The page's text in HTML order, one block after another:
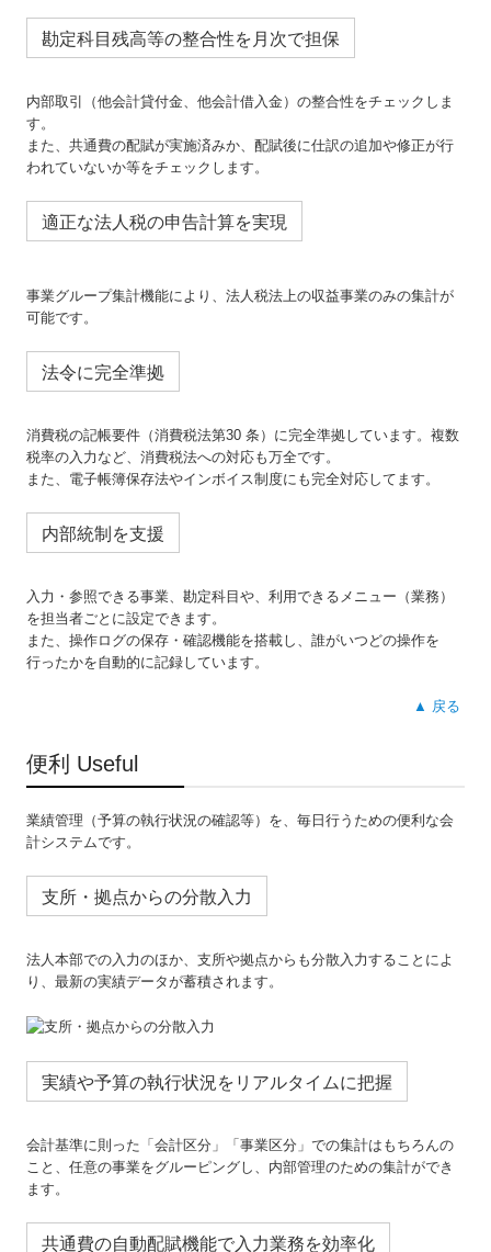
勘定科目残高等の整合性を月次で担保
内部取引（他会計貸付金、他会計借入金）の整合性をチェックしま
す。
また、共通費の配賦が実施済みか、配賦後に仕訳の追加や修正が行
われていないか等をチェックします。
適正な法人税の申告計算を実現
事業グループ集計機能により、法人税法上の収益事業のみの集計が
可能です。
法令に完全準拠
消費税の記帳要件（消費税法第30 条）に完全準拠しています。複数
税率の入力など、消費税法への対応も万全です。
また、電子帳簿保存法やインボイス制度にも完全対応してます。
内部統制を支援
入力・参照できる事業、勘定科目や、利用できるメニュー（業務）
を担当者ごとに設定できます。
また、操作ログの保存・確認機能を搭載し、誰がいつどの操作を
行ったかを自動的に記録しています。
▲ 戻る
便利 Useful
業績管理（予算の執行状況の確認等）を、毎日行うための便利な会
計システムです。
支所・拠点からの分散入力
法人本部での入力のほか、支所や拠点からも分散入力することによ
り、最新の実績データが蓄積されます。
実績や予算の執行状況をリアルタイムに把握
会計基準に則った「会計区分」「事業区分」での集計はもちろんの
こと、任意の事業をグルーピングし、内部管理のための集計ができ
ます。
共通費の自動配賦機能で入力業務を効率化